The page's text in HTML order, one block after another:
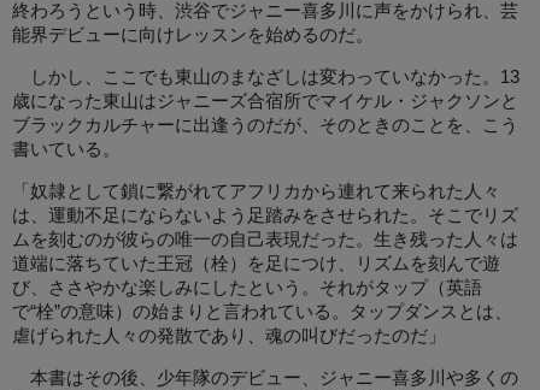
終わろうという時、渋谷でジャニー喜多川に声をかけられ、芸
能界デビューに向けレッスンを始めるのだ。
しかし、ここでも東山のまなざしは変わっていなかった。13
歳になった東山はジャニーズ合宿所でマイケル・ジャクソンと
ブラックカルチャーに出逢うのだが、そのときのことを、こう
書いている。
「奴隷として鎖に繋がれてアフリカから連れて来られた人々
は、運動不足にならないよう足踏みをさせられた。そこでリズ
ムを刻むのが彼らの唯一の自己表現だった。生き残った人々は
道端に落ちていた王冠（栓）を足につけ、リズムを刻んで遊
び、ささやかな楽しみにしたという。それがタップ（英語
で“栓”の意味）の始まりと言われている。タップダンスとは、
虐げられた人々の発散であり、魂の叫びだったのだ」
本書はその後、少年隊のデビュー、ジャニー喜多川や多くの